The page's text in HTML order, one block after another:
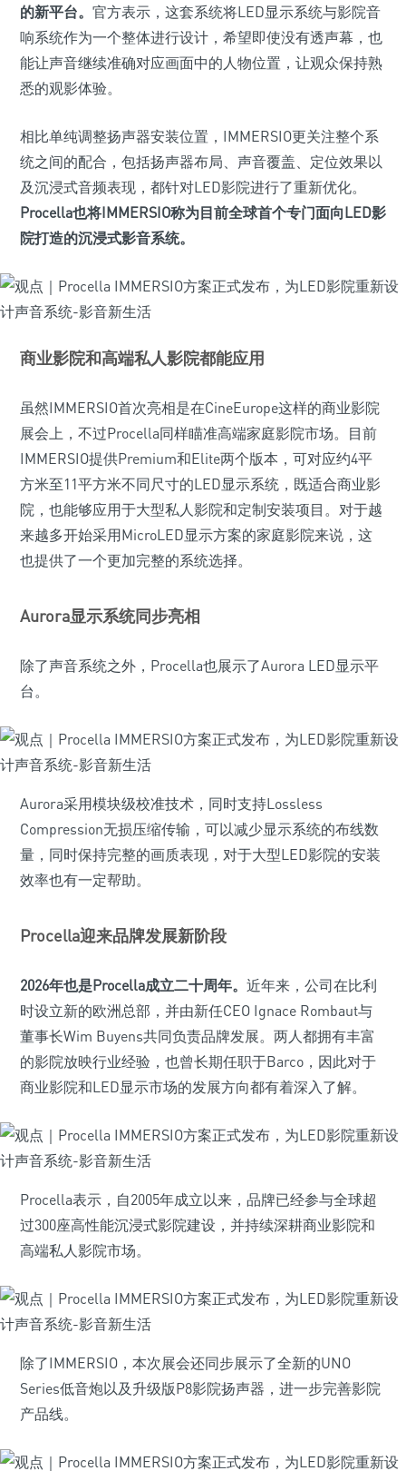
的新平台。 官方表示，这套系统将LED显示系统与影院音
响系统作为一个整体进行设计，希望即使没有透声幕，也
能让声音继续准确对应画面中的人物位置，让观众保持熟
悉的观影体验。
相比单纯调整扬声器安装位置，IMMERSIO更关注整个系
统之间的配合，包括扬声器布局、声音覆盖、定位效果以
及沉浸式音频表现，都针对LED影院进行了重新优化。
Procella也将IMMERSIO称为目前全球首个专门面向LED影
院打造的沉浸式影音系统。
商业影院和高端私人影院都能应用
虽然IMMERSIO首次亮相是在CineEurope这样的商业影院
展会上，不过Procella同样瞄准高端家庭影院市场。目前
IMMERSIO提供Premium和Elite两个版本，可对应约4平
方米至11平方米不同尺寸的LED显示系统，既适合商业影
院，也能够应用于大型私人影院和定制安装项目。对于越
来越多开始采用MicroLED显示方案的家庭影院来说，这
也提供了一个更加完整的系统选择。
Aurora显示系统同步亮相
除了声音系统之外，Procella也展示了Aurora LED显示平
台。
Aurora采用模块级校准技术，同时支持Lossless
Compression无损压缩传输，可以减少显示系统的布线数
量，同时保持完整的画质表现，对于大型LED影院的安装
效率也有一定帮助。
Procella迎来品牌发展新阶段
2026年也是Procella成立二十周年。 近年来，公司在比利
时设立新的欧洲总部，并由新任CEO Ignace Rombaut与
董事长Wim Buyens共同负责品牌发展。两人都拥有丰富
的影院放映行业经验，也曾长期任职于Barco，因此对于
商业影院和LED显示市场的发展方向都有着深入了解。
Procella表示，自2005年成立以来，品牌已经参与全球超
过300座高性能沉浸式影院建设，并持续深耕商业影院和
高端私人影院市场。
除了IMMERSIO，本次展会还同步展示了全新的UNO
Series低音炮以及升级版P8影院扬声器，进一步完善影院
产品线。